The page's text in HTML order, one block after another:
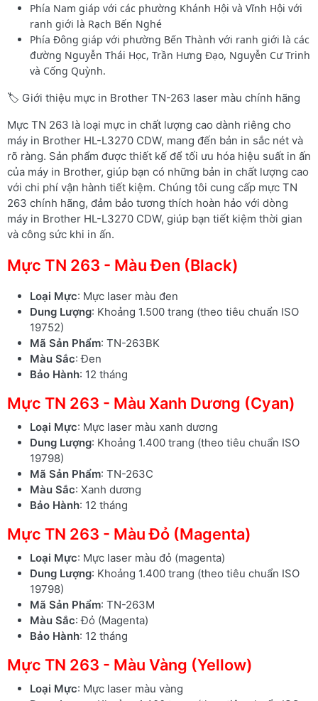
Phía Nam giáp với các phường Khánh Hội và Vĩnh Hội với
ranh giới là Rạch Bến Nghé
Phía Đông giáp với phường Bến Thành với ranh giới là các
đường Nguyễn Thái Học, Trần Hưng Đạo, Nguyễn Cư Trinh
và Cống Quỳnh.
🏷️ Giới thiệu mực in Brother TN-263 laser màu chính hãng
Mực TN 263 là loại mực in chất lượng cao dành riêng cho
máy in Brother HL-L3270 CDW, mang đến bản in sắc nét và
rõ ràng. Sản phẩm được thiết kế để tối ưu hóa hiệu suất in ấn
của máy in Brother, giúp bạn có những bản in chất lượng cao
với chi phí vận hành tiết kiệm. Chúng tôi cung cấp mực TN
263 chính hãng, đảm bảo tương thích hoàn hảo với dòng
máy in Brother HL-L3270 CDW, giúp bạn tiết kiệm thời gian
và công sức khi in ấn.
Mực TN 263 - Màu Đen (Black)
Loại Mực: Mực laser màu đen
Dung Lượng: Khoảng 1.500 trang (theo tiêu chuẩn ISO
19752)
Mã Sản Phẩm: TN-263BK
Màu Sắc: Đen
Bảo Hành: 12 tháng
Mực TN 263 - Màu Xanh Dương (Cyan)
Loại Mực: Mực laser màu xanh dương
Dung Lượng: Khoảng 1.400 trang (theo tiêu chuẩn ISO
19798)
Mã Sản Phẩm: TN-263C
Màu Sắc: Xanh dương
Bảo Hành: 12 tháng
Mực TN 263 - Màu Đỏ (Magenta)
Loại Mực: Mực laser màu đỏ (magenta)
Dung Lượng: Khoảng 1.400 trang (theo tiêu chuẩn ISO
19798)
Mã Sản Phẩm: TN-263M
Màu Sắc: Đỏ (Magenta)
Bảo Hành: 12 tháng
Mực TN 263 - Màu Vàng (Yellow)
Loại Mực: Mực laser màu vàng